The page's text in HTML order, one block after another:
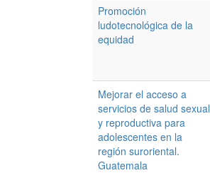
Promoción
ludotecnológica de la
equidad
Mejorar el acceso a
servicios de salud sexual
y reproductiva para
adolescentes en la
región suroriental.
Guatemala